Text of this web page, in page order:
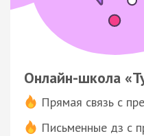
Онлайн-школа
Прямая связь с
Письменные дз с